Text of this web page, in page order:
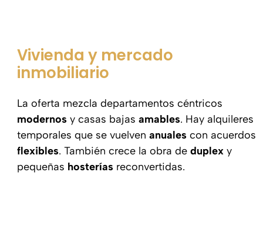
Vivienda y mercado
inmobiliario
La oferta mezcla departamentos céntricos
modernos y casas bajas amables. Hay alquileres
temporales que se vuelven anuales con acuerdos
flexibles. También crece la obra de duplex y
pequeñas hosterías reconvertidas.